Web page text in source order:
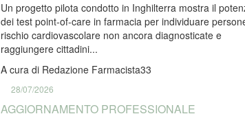
Un progetto pilota condotto in Inghilterra mostra il
dei test point-of-care in farmacia per individuare
rischio cardiovascolare non ancora diagnosticate e
raggiungere cittadini...
A cura di Redazione Farmacista33
28/07/2026
AGGIORNAMENTO PROFESSIONALE